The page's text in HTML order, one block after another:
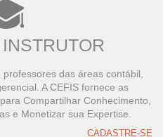
das áreas contábil,
A CEFIS fornece as
Compartilhar Conhecimento,
e Monetizar sua Expertise.
CADASTRE-SE